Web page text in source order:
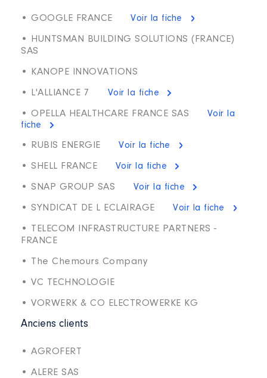
• GOOGLE FRANCE Voir la fiche
• HUNTSMAN BUILDING SOLUTIONS (FRANCE)
SAS
• KANOPE INNOVATIONS
• L'ALLIANCE 7 Voir la fiche
• OPELLA HEALTHCARE FRANCE SAS
Voir la
fiche
• RUBIS ENERGIE Voir la fiche
• SHELL FRANCE Voir la fiche
• SNAP GROUP SAS Voir la fiche
• SYNDICAT DE L ECLAIRAGE Voir la fiche
• TELECOM INFRASTRUCTURE PARTNERS -
FRANCE
• The Chemours Company
• VC TECHNOLOGIE
• VORWERK & CO ELECTROWERKE KG
Anciens clients
• AGROFERT
• ALERE SAS